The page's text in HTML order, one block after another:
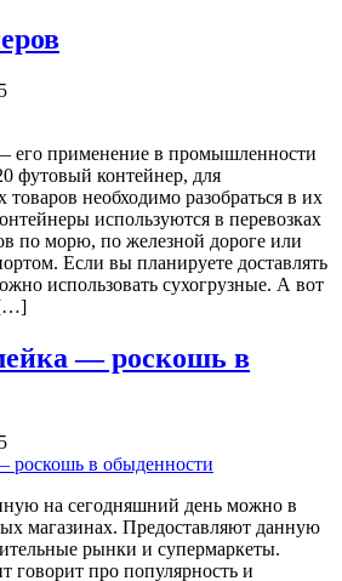
его применение в промышленности
футовый контейнер, для
товаров необходимо разобраться в их
используются в перевозках
по морю, по железной дороге или
Если вы планируете доставлять
использовать сухогрузные. А вот
[…]
— роскошь в
на сегодняшний день можно в
магазинах. Предоставляют данную
рынки и супермаркеты.
про популярность и